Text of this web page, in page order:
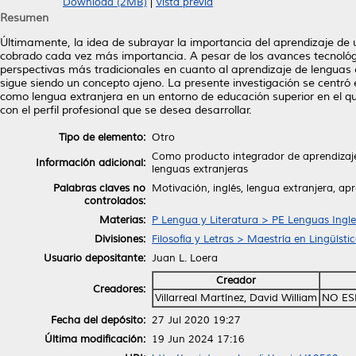
Resumen
Últimamente, la idea de subrayar la importancia del aprendizaje
cobrado cada vez más importancia. A pesar de los avances
perspectivas más tradicionales en cuanto al aprendizaje de
sigue siendo un concepto ajeno. La presente investigación se
como lengua extranjera en un entorno de educación superior en el
con el perfil profesional que se desea desarrollar.
Tipo de elemento: Otro
Información adicional: Como producto integrador de
lenguas extranjeras
Palabras claves no
controlados:
Motivación, inglés, lengua extranjera,
Materias: P Lengua y Literatura > PE Lenguas
Divisiones: Filosofía y Letras > Maestría en
Usuario depositante: Juan L. Loera
Creadores:
Creador
Villarreal Martínez, David William NO
Fecha del depósito: 27 Jul 2020 19:27
Última modificación: 19 Jun 2024 17:16